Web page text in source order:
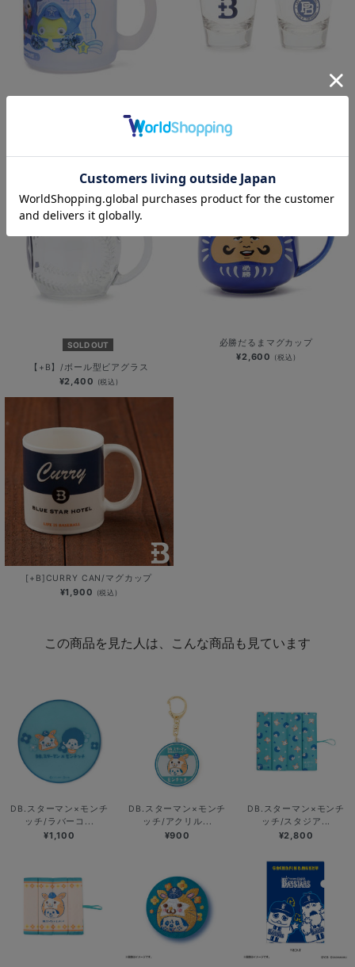
マグカップ/DB.スターマン＆DB.キラ
ラ＆BART＆CHAPY
【+B】/ペアショットグラス
SOLD OUT
【+B】/ボール型ビアグラス
¥2,400 (税込)
必勝だるまマグカップ
¥2,600 (税込)
[+B]CURRY CAN/マグカップ
¥1,900 (税込)
この商品を見た人は、こんな商品も見ています
DB.スターマン×モンチ
ッチ/ラバーコ...
¥1,100
DB.スターマン×モンチ
ッチ/アクリル...
¥900
DB.スターマン×モンチ
ッチ/スタジア...
¥2,800